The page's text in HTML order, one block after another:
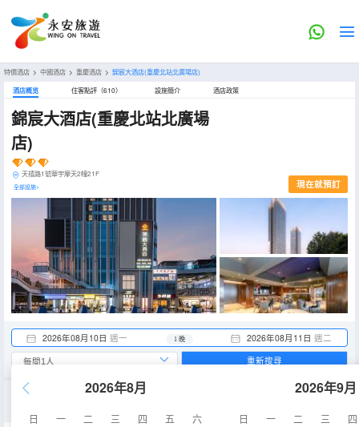
特價酒店 > 中國酒店 > 重慶酒店 > 錦宸大酒店(重慶北站北廣場店)
酒店概览 住客點評（610） 設施簡介 酒店政策
錦宸大酒店(重慶北站北廣場
店)
天禧路1號華宇摩天2幢21F
全部設施> 現在就預訂
2026年08月10日 週一 2026年08月11日 週二
1 晚
2026年8月
日 一 二 三 四 五
六
2026年9月
日 一 二 三
四
重新搜尋